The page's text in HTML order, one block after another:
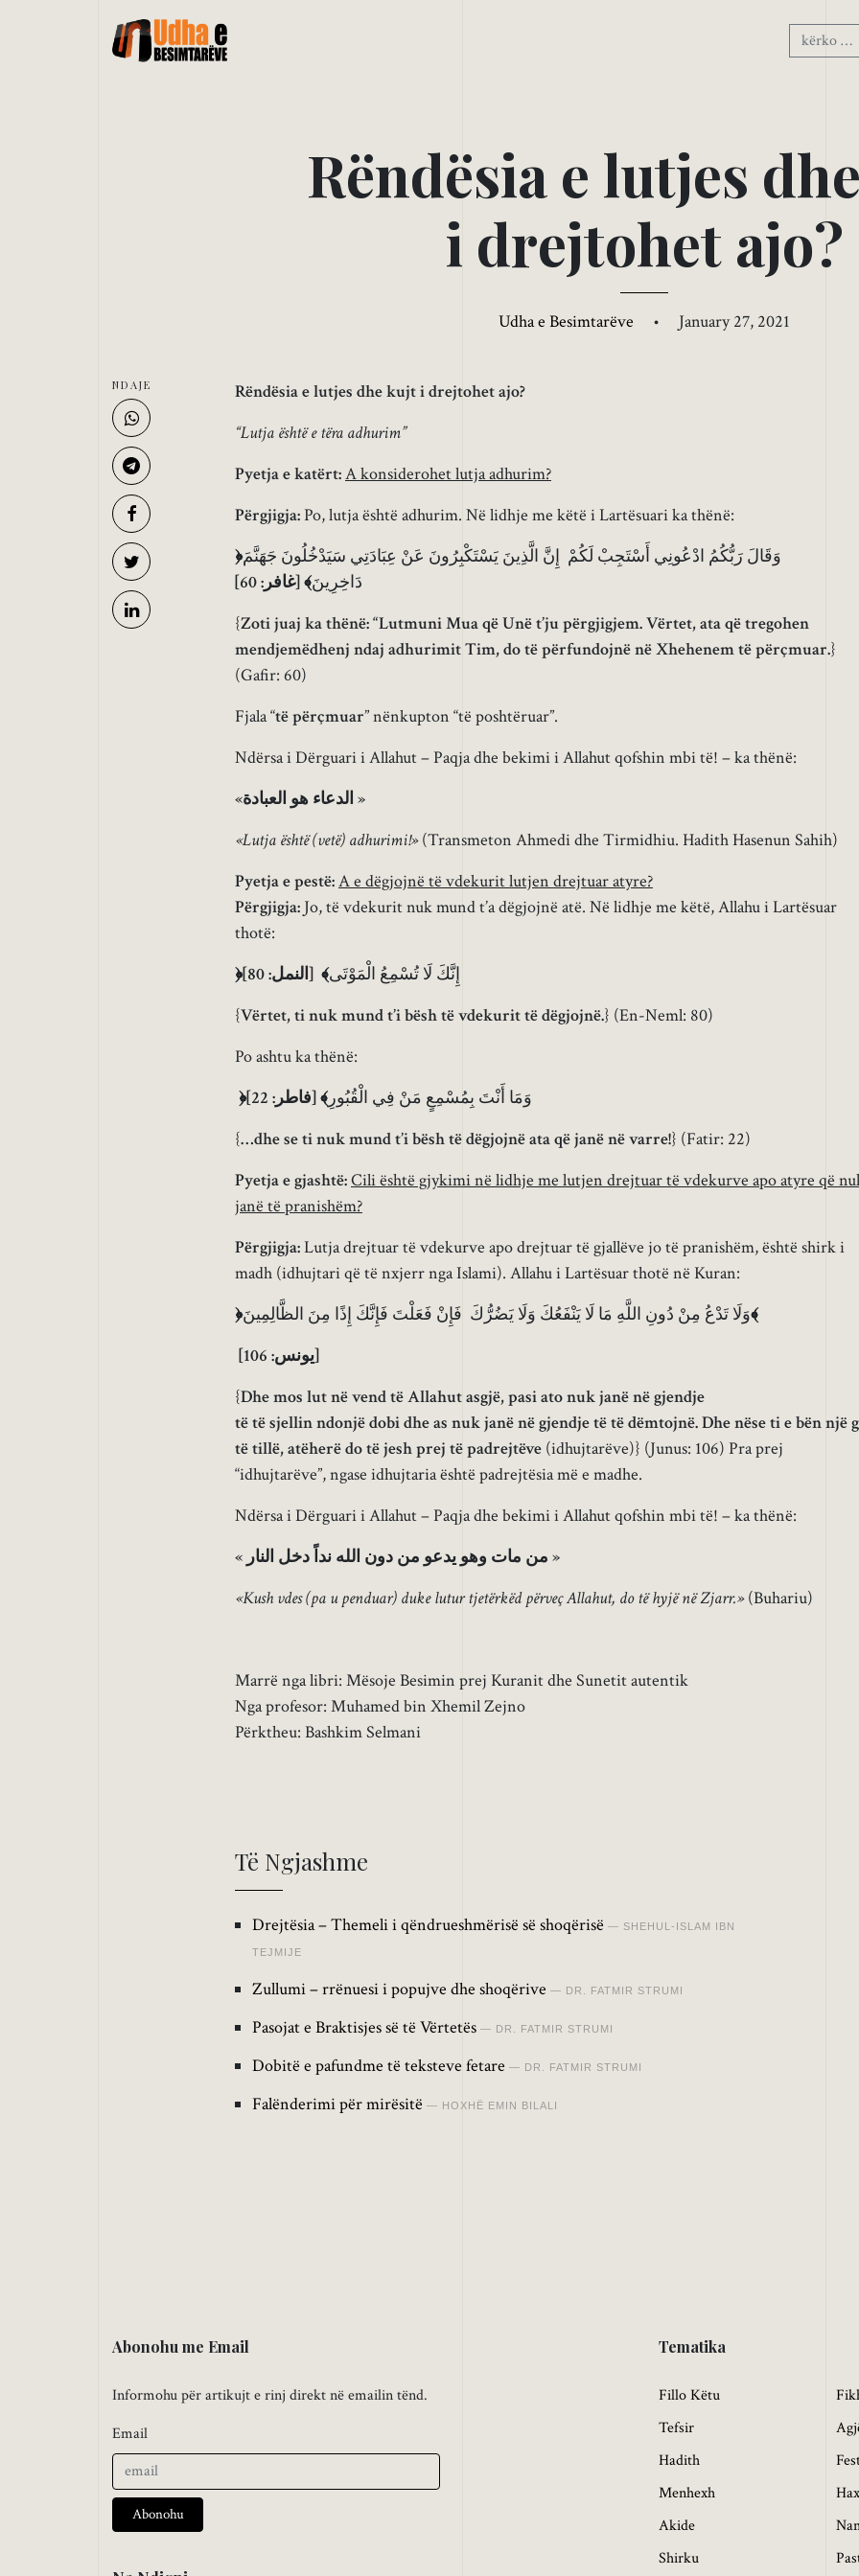
Rëndësia e lutjes dh
i drejtohet ajo?
Udha e Besimtarëve • January 27, 2021
Rëndësia e lutjes dhe kujt i drejtohet ajo?
“Lutja është e tëra adhurim”
Pyetja e katërt:A konsiderohet lutja adhurim?
Përgjigja:Po, lutja është adhurim. Në lidhje me këtë i Lartësuari ka thënë:
﴿وَقَالَ رَبُّكُمُ ادْعُونِي أَسْتَجِبْ لَكُمْ إِنَّ الَّذِينَ يَسْتَكْبِرُونَ عَنْ عِبَادَتِي سَيَدْخُلُونَ جَهَنَّمَ
دَاخِرِينَ﴾[غافر: 60
]
{Zoti juaj ka thënë: “Lutmuni Mua që Unë t’ju përgjigjem. Vërtet, ata që tregohen
mendjemëdhenj ndaj adhurimit Tim, do të përfundojnë në Xhehenem të përçmuar.}
(Gafir: 60)
Fjala “të përçmuar” nënkupton “të poshtëruar”.
Ndërsa i Dërguari i Allahut – Paqja dhe bekimi i Allahut qofshin mbi të! – ka thënë:
«الدعاء هو العبادة »
«Lutja është (vetë) adhurimi!»(Transmeton Ahmedi dhe Tirmidhiu. Hadith Hasenun Sahih)
Pyetja e pestë:A e dëgjojnë të vdekurit lutjen drejtuar atyre?
Përgjigja: Jo, të vdekurit nuk mund t’a dëgjojnë atë. Në lidhje me këtë, Allahu i Lartësuar
thotë:
﴿
إِنَّكَ لَا تُسْمِعُ الْمَوْتَى﴾ [النمل: 80
]
{Vërtet, ti nuk mund t’i bësh të vdekurit të dëgjojnë.} (En-Neml: 80)
Po ashtu ka thënë:
﴿
وَمَا أَنْتَ بِمُسْمِعٍ مَنْ فِي الْقُبُورِ﴾[فاطر: 22
]
{…dhe se ti nuk mund t’i bësh të dëgjojnë ata që janë në varre!} (Fatir: 22)
Pyetja e gjashtë:Cili është gjykimi në lidhje me lutjen drejtuar të vdekurve apo atyre që
janë të pranishëm?
Përgjigja:Lutja drejtuar të vdekurve apo drejtuar të gjallëve jo të pranishëm, është shirk i
madh (idhujtari që të nxjerr nga Islami). Allahu i Lartësuar thotë në Kuran:
﴿وَلَا تَدْعُ مِنْ دُونِ اللَّهِ مَا لَا يَنْفَعُكَ وَلَا يَضُرُّكَ فَإِنْ فَعَلْتَ فَإِنَّكَ إِذًا مِنَ الظَّالِمِينَ﴾
[
يونس: 106]
{Dhe mos lut në vend të Allahut asgjë, pasi ato nuk janë në gjendje
të të sjellin ndonjë dobi dhe as nuk janë në gjendje të të dëmtojnë. Dhe nëse ti e bën një
të tillë, atëherë do të jesh prej të padrejtëve (idhujtarëve)} (Junus: 106) Pra prej
“idhujtarëve”, ngase idhujtaria është padrejtësia më e madhe.
Ndërsa i Dërguari i Allahut – Paqja dhe bekimi i Allahut qofshin mbi të! – ka thënë:
« من مات وهو يدعو من دون الله نداً دخل النار »
«Kush vdes (pa u penduar) duke lutur tjetërkëd përveç Allahut, do të hyjë në Zjarr.»(Buhariu)
Marrë nga libri: Mësoje Besimin prej Kuranit dhe Sunetit autentik
Nga profesor: Muhamed bin Xhemil Zejno
Përktheu: Bashkim Selmani
Të Ngjashme
Drejtësia – Themeli i qëndrueshmërisë së shoqërisë SHEHUL-ISLAM IBN
TEJMIJE
Zullumi – rrënuesi i popujve dhe shoqërive DR. FATMIR STRUMI
Pasojat e Braktisjes së të Vërtetës DR. FATMIR STRUMI
Dobitë e pafundme të teksteve fetare DR. FATMIR STRUMI
Falënderimi për mirësitë HOXHË EMIN BILALI
NDAJE
Abonohu me Email
Informohu për artikujt e rinj direkt në emailin tënd.
Email
Abonohu
Tematika
Fillo Këtu
Tefsir
Hadith
Menhexh
Akide
Shirku